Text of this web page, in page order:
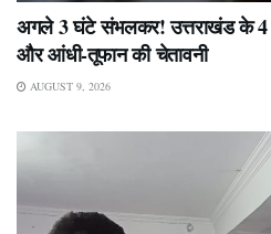
अगले 3 घंटे संभलकर! उत्तराखंड के 4
और आंधी-तूफान की चेतावनी
AUGUST 9, 2026